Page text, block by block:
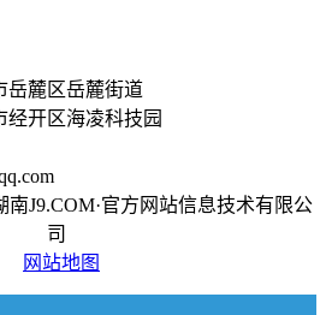
岳麓区岳麓街道
开区海凌科技园
南J9.COM·官方网站信息技术有限公
司
网站地图